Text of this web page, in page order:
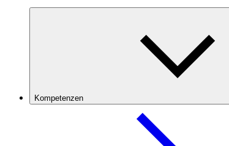
Kompetenzen